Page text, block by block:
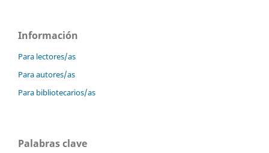
Información
Para lectores/as
Para autores/as
Para bibliotecarios/as
Palabras clave